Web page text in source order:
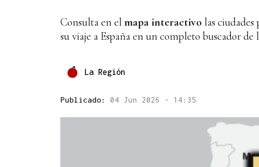
Consulta en elmapa interactivo las ciudades
su viaje a España en un completo buscador
La Región
Publicado: 04 Jun 2026 - 14:35